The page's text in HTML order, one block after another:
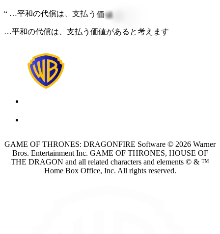
“ …平和の代償は、 支払う 価値が
…平和の代償は、支払う価値があると考えます
GAME OF THRONES: DRAGONFIRE Software © 2026 Warner
Bros. Entertainment Inc. GAME OF THRONES, HOUSE OF
THE DRAGON and all related characters and elements © & ™
Home Box Office, Inc. All rights reserved.